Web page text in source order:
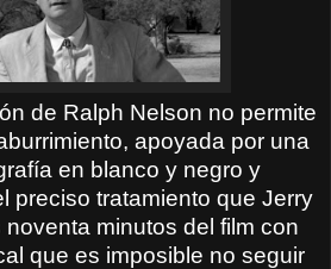
de Ralph Nelson no permite
apoyada por una
en blanco y negro y
preciso tratamiento que Jerry
minutos del film con
que es imposible no seguir